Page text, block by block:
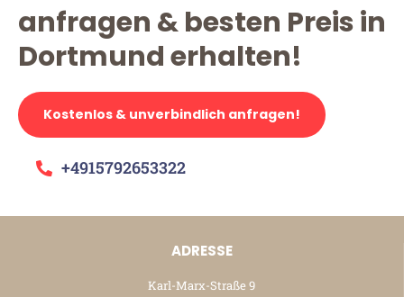
anfragen & besten Preis in
Dortmund erhalten!
Kostenlos & unverbindlich anfragen!
+4915792653322
ADRESSE
Karl-Marx-Straße 9